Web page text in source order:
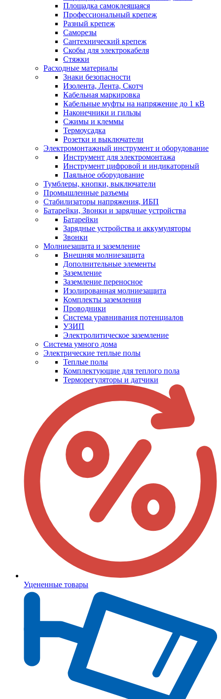
Площадка самоклеящаяся
Профессиональный крепеж
Разный крепеж
Саморезы
Сантехнический крепеж
Скобы для электрокабеля
Стяжки
Расходные материалы
Знаки безопасности
Изолента, Лента, Скотч
Кабельная маркировка
Кабельные муфты на напряжение до 1 кВ
Наконечники и гильзы
Сжимы и клеммы
Термоусадка
Розетки и выключатели
Электромонтажный инструмент и оборудование
Инструмент для электромонтажа
Инструмент цифровой и индикаторный
Паяльное оборудование
Тумблеры, кнопки, выключатели
Промышленные разъемы
Стабилизаторы напряжения, ИБП
Батарейки, Звонки и зарядные устройства
Батарейки
Зарядные устройства и аккумуляторы
Звонки
Молниезащита и заземление
Внешняя молниезащита
Дополнительные элементы
Заземление
Заземление переносное
Изолированная молниезащита
Комплекты заземления
Проводники
Система уравнивания потенциалов
УЗИП
Электролитическое заземление
Система умного дома
Электрические теплые полы
Теплые полы
Комплектующие для теплого пола
Терморегуляторы и датчики
Уцененные товары